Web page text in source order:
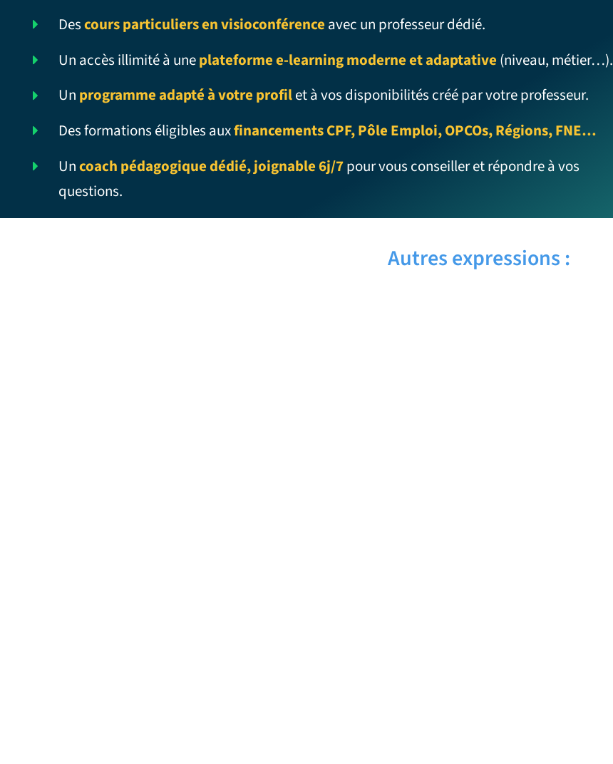
Descours particuliers en visioconférence avec un professeur dédié.
Un accès illimité à uneplateforme e-learning moderne et adaptative (niveau, métier…).
Un programme adapté à votre profilet à vos disponibilités créé par votre professeur.
Des formations éligibles auxfinancements CPF, Pôle Emploi, OPCOs, Régions, FNE…
Uncoach pédagogique dédié, joignable 6j/7pour vous conseiller et répondre à vos
questions.
Autres expressions :